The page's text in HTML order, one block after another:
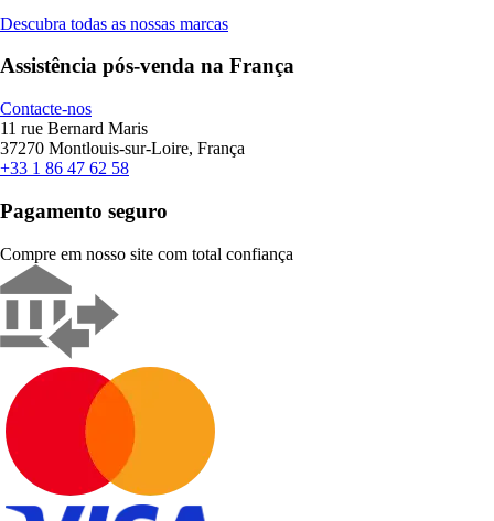
Descubra todas as nossas marcas
Assistência pós-venda na França
Contacte-nos
11 rue Bernard Maris
37270 Montlouis-sur-Loire, França
+33 1 86 47 62 58
Pagamento seguro
Compre em nosso site com total confiança